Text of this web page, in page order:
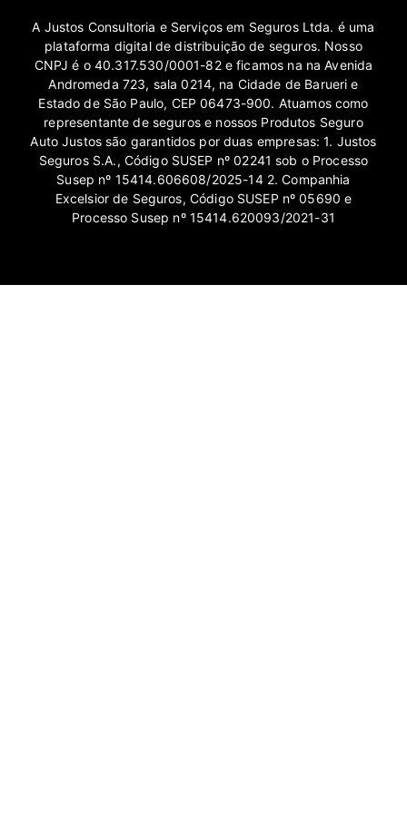
A Justos Consultoria e Serviços em Seguros Ltda. é uma
plataforma digital de distribuição de seguros. Nosso
CNPJ é o 40.317.530/0001-82 e ficamos na na Avenida
Andromeda 723, sala 0214, na Cidade de Barueri e
Estado de São Paulo, CEP 06473-900. Atuamos como
representante de seguros e nossos Produtos Seguro
Auto Justos são garantidos por duas empresas: 1. Justos
Seguros S.A., Código SUSEP nº 02241 sob o Processo
Susep nº 15414.606608/2025-14 2. Companhia
Excelsior de Seguros, Código SUSEP nº 05690 e
Processo Susep nº 15414.620093/2021-31